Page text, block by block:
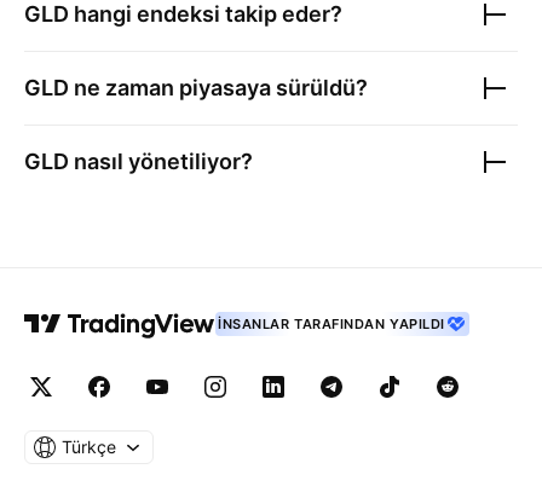
GLD hangi endeksi takip eder?
GLD ne zaman piyasaya sürüldü?
GLD nasıl yönetiliyor?
İNSANLAR TARAFINDAN YAPILDI
Türkçe